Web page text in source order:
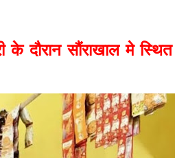
के दौरान सौंराखाल मे